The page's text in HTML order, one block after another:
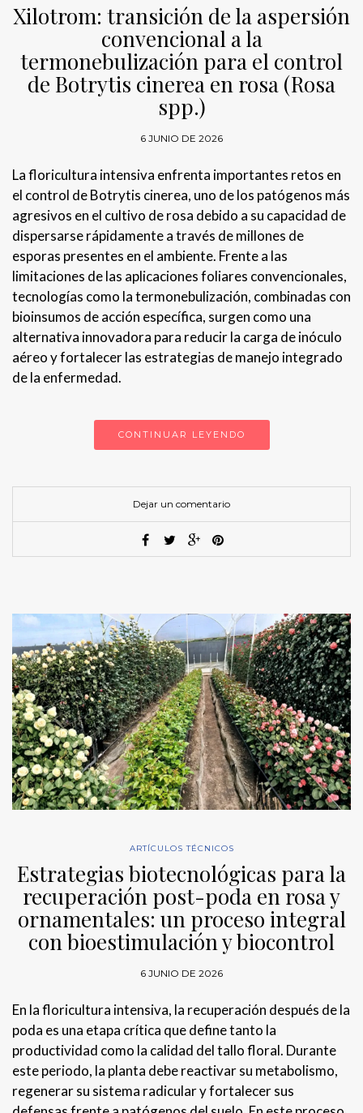
Xilotrom: transición de la aspersión
convencional a la
termonebulización para el control
de Botrytis cinerea en rosa (Rosa
spp.)
6 JUNIO DE 2026
La floricultura intensiva enfrenta importantes retos en
el control de Botrytis cinerea, uno de los patógenos más
agresivos en el cultivo de rosa debido a su capacidad de
dispersarse rápidamente a través de millones de
esporas presentes en el ambiente. Frente a las
limitaciones de las aplicaciones foliares convencionales,
tecnologías como la termonebulización, combinadas con
bioinsumos de acción específica, surgen como una
alternativa innovadora para reducir la carga de inóculo
aéreo y fortalecer las estrategias de manejo integrado
de la enfermedad.
CONTINUAR LEYENDO
Dejar un comentario
ARTÍCULOS TÉCNICOS
Estrategias biotecnológicas para la
recuperación post-poda en rosa y
ornamentales: un proceso integral
con bioestimulación y biocontrol
6 JUNIO DE 2026
En la floricultura intensiva, la recuperación después de la
poda es una etapa crítica que define tanto la
productividad como la calidad del tallo floral. Durante
este periodo, la planta debe reactivar su metabolismo,
regenerar su sistema radicular y fortalecer sus